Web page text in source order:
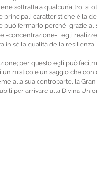
sottratta a qualcun’altro, si
principali caratteristiche è la
può fermarlo perché, grazie al
-concentrazione- , egli
in sé la qualità della resilienza.
per questo egli può
mistico e un saggio che con
alla sua controparte, la Gran
per arrivare alla Divina